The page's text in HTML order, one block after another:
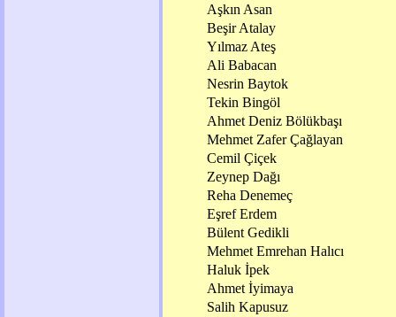
Aşkın Asan
Beşir Atalay
Yılmaz Ateş
Ali Babacan
Nesrin Baytok
Tekin Bingöl
Ahmet Deniz Bölükbaşı
Mehmet Zafer Çağlayan
Cemil Çiçek
Zeynep Dağı
Reha Denemeç
Eşref Erdem
Bülent Gedikli
Mehmet Emrehan Halıcı
Haluk İpek
Ahmet İyimaya
Salih Kapusuz